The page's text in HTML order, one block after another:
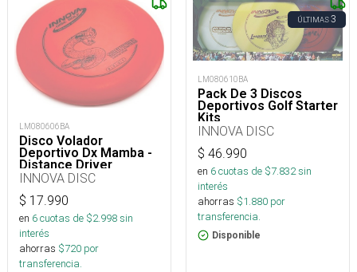
LM080606BA
Disco Volador
Deportivo Dx Mamba -
Distance Driver
INNOVA DISC
$ 17.990
en 6cuotas de $2.998sin
interés
ahorras $720 por
transferencia.
ÚLTIMAS3
LM080610BA
Pack De 3 Discos
Deportivos Golf Starter
Kits
INNOVA DISC
$ 46.990
en 6cuotas de $7.832sin
interés
ahorras $1.880 por
transferencia.
Disponible